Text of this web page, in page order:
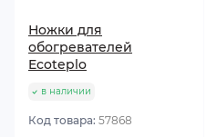
Ножки для
обогревателей
Ecoteplo
в наличии
Код товара: 57868